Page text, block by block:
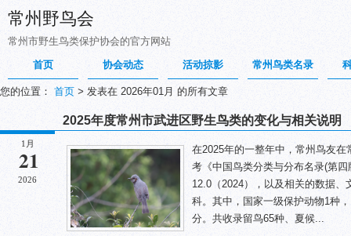
常州野鸟会
常州市野生鸟类保护协会的官方网站
首页
协会动态 活动掠影 常州鸟类名录
您的位置： 首页 > 发表在 2026年01月 的所有文章
1月
21
2026
2025年度常州市武进区野生鸟类的变化与相关说明
在2025年的一整年中，常州鸟友
考《中国鸟类分类与分布名录(第四
12.0（2024），以及相关的数据
科。其中，国家一级保护动物1种
分。共收录留鸟65种、夏候...